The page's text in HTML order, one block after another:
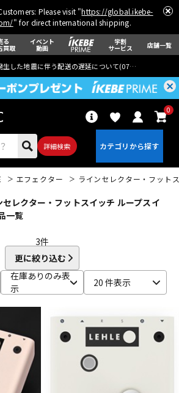
Please visit "https://global.ikebe-
" for direct international shipping.
る
買取
イベント
動画
学割
サービス 店舗一覧
生した地震に伴う配送の遅延について(07月29日
詳細検索
0
ウクレレ
パーカッション
エフェクター ラインセレクター・フット
レクター・フットスイッチ ループスイ
一覧
3件
更に絞り込む
在庫ありのみ表
示
20 件表示